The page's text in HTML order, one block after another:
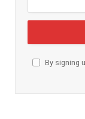
By signing